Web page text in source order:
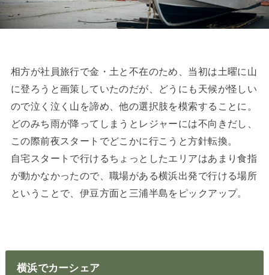
相方が社員旅行で金・土と不在のため、当初は土曜に山
に登ろうと画策していたのだが、どうにも天候が怪しい
ので泣く泣く山を諦め、他の選択肢を模索することに。
どのみち雨が降ってしまうとレジャーには不向きだし、
この際前夜スタートでどこかに行こうと方針転換。
自宅スタートで行けるちょっとしたエリアはあまり食指
が動かなかったので、職場がある横浜出発で行ける場所
ということで、伊豆方面と三浦半島をピックアップ。
横浜でカーシェア